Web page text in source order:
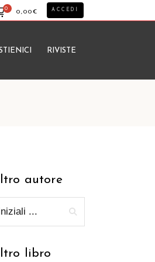
0
0,00€ ACCEDI
RIVISTE
autore
libro